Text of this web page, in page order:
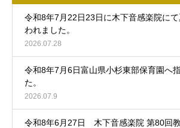
令和8年7月22日23日に木下音感楽院に
われました。
2026.07.28
令和8年7月6日富山県小杉東部保育園へ
た。
2026.07.9
令和8年6月27日 木下音感楽院 第80回